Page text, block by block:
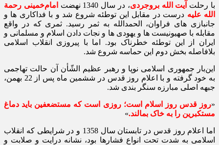
با رحلت آیت‌ الله بروجردی، در سال‌ 1340 نهضت
امام‌خمینی‌ رحمة‌
الله‌ علیه درست در مقابل‌ این توطئه شروع شد و با فداکاری‌ ها و
جانبازی‌ های فراوان، الحمدالله به ثمر رسید. ثمری که در واقع
مقابله با صهیونیست‌ ها و یهودی‌ ها و نجات دادن اسلام و مسلمانی و
ایران از این توطئه خطرناک بود. اما با پیروزی انقلاب اسلامی
بلافاصله بخش دوم این حماسه شروع شد.
این‌بار جمهوری‌ اسلامی نوپا و رهبر عظیم‌ الشّأن آن حالت تهاجمی
به خود گرفته و با اعلام روز قدس در ششمین ماه پس از 22 بهمن،
جبهه اصلی مبارزه سنگر بندی شد.
«روز قدس روز اسلام است؛ روزی است که مستضعفین باید دماغ
مستکبرین را به خاک بمالند.»
اما اعلام روز قدس در تابستان سال 1358 و در شرایطی که انقلاب
اسلامی به شدت تحت انواع فشارها بود، نشانه درایت و صلابت و